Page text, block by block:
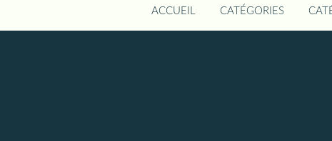
ACCUEIL CATÉGORIES